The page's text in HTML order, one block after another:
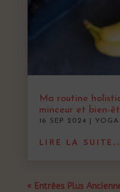
Ma routine
minceur et bien-
16 SEP 2024 YOGA
LIRE LA
« Entrées Plus